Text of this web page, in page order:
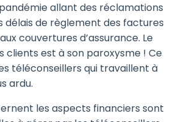
pandémie allant des réclamations
délais de règlement des factures
couvertures d’assurance. Le
clients est à son paroxysme ! Ce
téléconseillers qui travaillent à
ardu.
les aspects financiers sont